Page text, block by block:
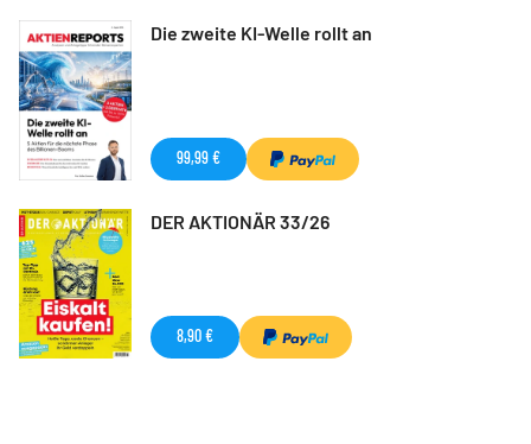
Die zweite KI-Welle rollt an
99,99 €
DER AKTIONÄR 33/26
8,90 €